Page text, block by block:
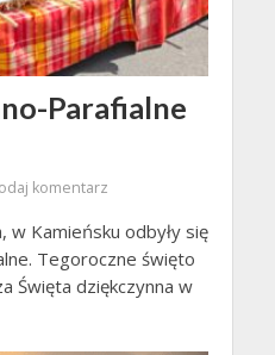
Parafialne
komentarz
w Kamieńsku odbyły się
Tegoroczne święto
Święta dziękczynna w